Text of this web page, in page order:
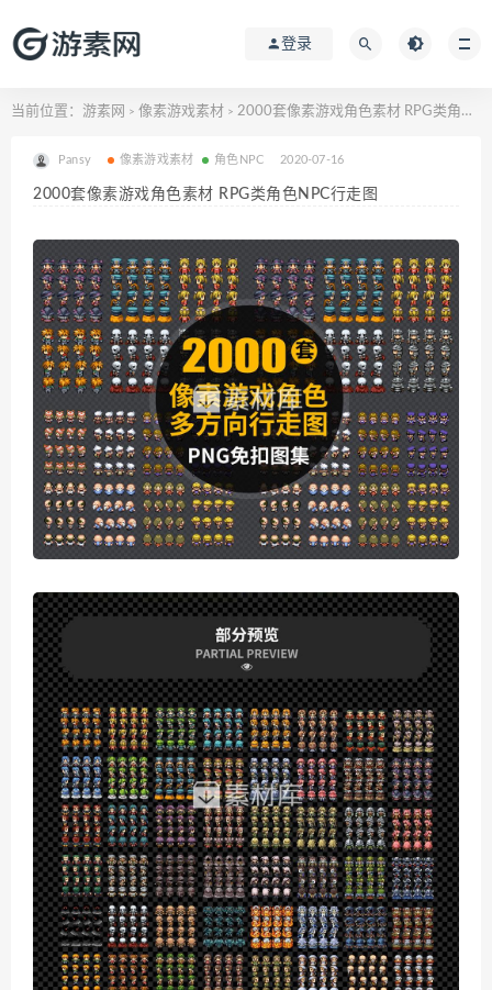
登录
当前位置： 游素网 > 像素游戏素材 > 2000套像素游戏角色素材 RPG类角色NPC行走图
Pansy 像素游戏素材 角色NPC 2020-07-16
2000套像素游戏角色素材 RPG类角色NPC行走图